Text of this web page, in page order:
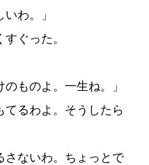
わ。」
ぐった。
ものよ。一生ね。」
るわよ。そうしたら
ないわ。ちょっとで